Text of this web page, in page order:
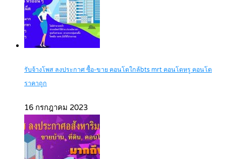
รับจ้างโพส ลงประกาศ ซื้อ-ขาย คอนโดใกล้bts mrt คอนโดหรู คอนโด
ราคาถูก
16 กรกฎาคม 2023